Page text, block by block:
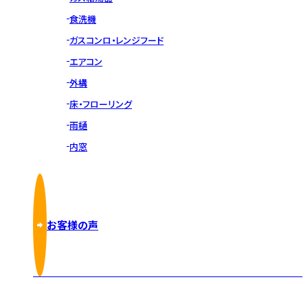
食洗機
ガスコンロ・レンジフード
エアコン
外構
床・フローリング
雨樋
内窓
お客様の声